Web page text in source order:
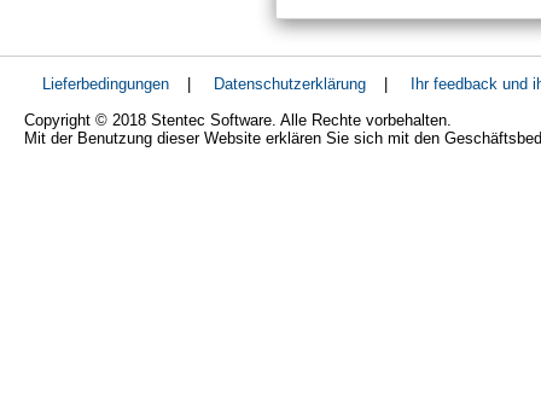
Lieferbedingungen Datenschutzerklärung
Ihr feedback und
Copyright © 2018 Stentec Software. Alle Rechte vorbehalten.
Mit der Benutzung dieser Website erklären Sie sich mit den